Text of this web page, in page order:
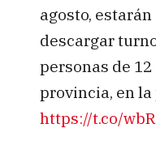
agosto,
descargar
personas de 12
provincia, en
https://t.co/